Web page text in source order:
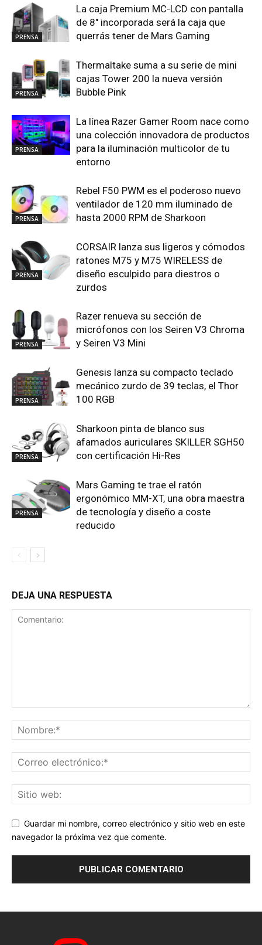
PRENSA
La caja Premium MC-LCD con pantalla
de 8″ incorporada será la caja que
querrás tener de Mars Gaming
PRENSA
Thermaltake suma a su serie de mini
cajas Tower 200 la nueva versión
Bubble Pink
PRENSA
La línea Razer Gamer Room nace como
una colección innovadora de productos
para la iluminación multicolor de tu
entorno
PRENSA
Rebel F50 PWM es el poderoso nuevo
ventilador de 120 mm iluminado de
hasta 2000 RPM de Sharkoon
PRENSA
CORSAIR lanza sus ligeros y cómodos
ratones M75 y M75 WIRELESS de
diseño esculpido para diestros o
zurdos
PRENSA
Razer renueva su sección de
micrófonos con los Seiren V3 Chroma
y Seiren V3 Mini
PRENSA
Genesis lanza su compacto teclado
mecánico zurdo de 39 teclas, el Thor
100 RGB
PRENSA
Sharkoon pinta de blanco sus
afamados auriculares SKILLER SGH50
con certificación Hi-Res
PRENSA
Mars Gaming te trae el ratón
ergonómico MM-XT, una obra maestra
de tecnología y diseño a coste
reducido
DEJA UNA RESPUESTA
Guardar mi nombre, correo electrónico y sitio web en este
navegador la próxima vez que comente.